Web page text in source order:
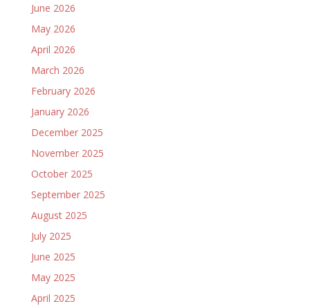
June 2026
May 2026
April 2026
March 2026
February 2026
January 2026
December 2025
November 2025
October 2025
September 2025
August 2025
July 2025
June 2025
May 2025
April 2025